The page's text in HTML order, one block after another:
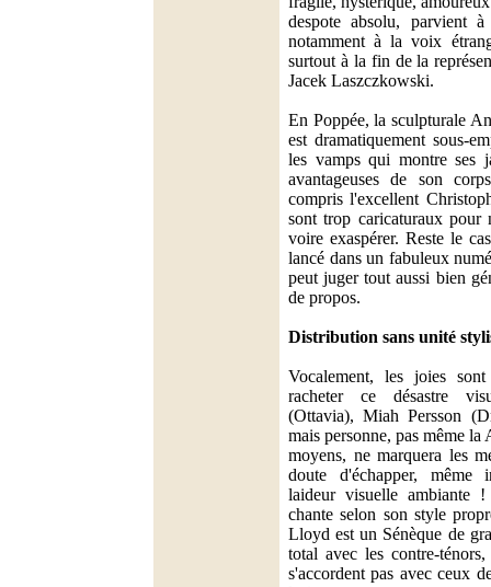
despote absolu, parvient
notamment à la voix
surtout à la fin de la
Jacek Laszczkowski.
En Poppée, la sculpturale
est dramatiquement sous-
les vamps qui montre ses
avantageuses de son
compris l'excellent
sont trop caricaturaux pour
voire exaspérer. Reste le
lancé dans un fabuleux
peut juger tout aussi bien
de propos.
Distribution sans unité
Vocalement, les joies
racheter ce désastre
(Ottavia), Miah Persson
mais personne, pas même
moyens, ne marquera les
doute d'échapper, même
laideur visuelle ambiante
chante selon son style
Lloyd est un Sénèque de
total avec les contre-
s'accordent pas avec ceux